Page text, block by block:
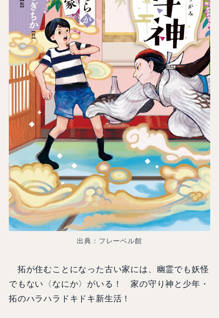
出典：フレーベル館
拓が住むことになった古い家には、幽霊でも妖怪
でもない〈なにか〉がいる！ 家の守り神と少年・
拓のハラハラドキドキ新生活！